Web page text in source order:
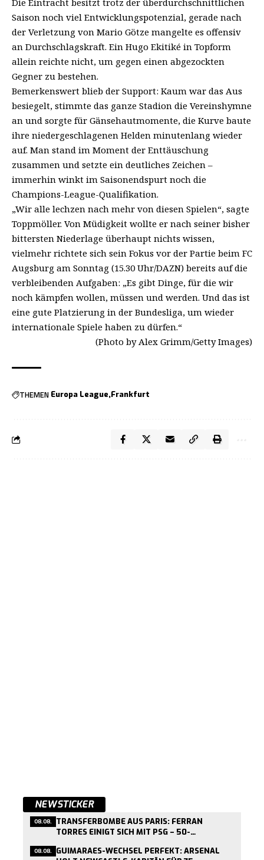
Die Eintracht besitzt trotz der überdurchschnittlichen
Saison noch viel Entwicklungspotenzial, gerade nach
der Verletzung von Mario Götze mangelte es offensiv
an Durchschlagskraft. Ein Hugo Ekitiké in Topform
allein reichte nicht, um gegen einen abgezockten
Gegner zu bestehen.
Bemerkenswert blieb der Support: Kaum war das Aus
besiegelt, stimmte das ganze Stadion die Vereinshymne
an und sorgte für Gänsehautmomente, die Kurve baute
ihre niedergeschlagenen Helden minutenlang wieder
auf. Man stand im Moment der Enttäuschung
zusammen und setzte ein deutliches Zeichen –
immerhin winkt im Saisonendspurt noch die
Champions-League-Qualifikation.
„Wir alle lechzen nach mehr von diesen Spielen“, sagte
Toppmöller. Von Müdigkeit wollte er nach seiner bisher
bittersten Niederlage überhaupt nichts wissen,
vielmehr richtete sich sein Fokus vor der Partie beim FC
Augsburg am Sonntag (15.30 Uhr/DAZN) bereits auf die
verbleibenden Aufgaben: „Es gibt Dinge, für die wir
noch kämpfen wollen, müssen und werden. Und das ist
eine gute Platzierung in der Bundesliga, um wieder
internationale Spiele haben zu dürfen.“
(Photo by Alex Grimm/Getty Images)
THEMEN Europa League Frankfurt
NEWSTICKER
08.08. TRANSFERBOMBE AUS PARIS: FERRAN
TORRES EINIGT SICH MIT PSG – 50-
08.08. GUIMARAES-WECHSEL PERFEKT: ARSENAL